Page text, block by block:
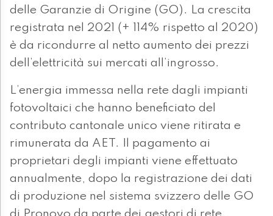
delle Garanzie di Origine (GO). La crescita
registrata nel 2021 (+ 114% rispetto al 2020)
è da ricondurre al netto aumento dei prezzi
dell’elettricità sui mercati all’ingrosso.
L’energia immessa nella rete dagli impianti
fotovoltaici che hanno beneficiato del
contributo cantonale unico viene ritirata e
rimunerata da AET. Il pagamento ai
proprietari degli impianti viene effettuato
annualmente, dopo la registrazione dei dati
di produzione nel sistema svizzero delle GO